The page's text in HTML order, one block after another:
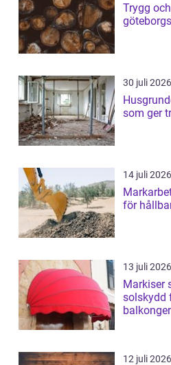
Trygg
30 juli 2026
som ger
14 juli 2026
Markarbeten
för
13 juli 2026
Markiser
solskydd
balkonger
12 juli 2026